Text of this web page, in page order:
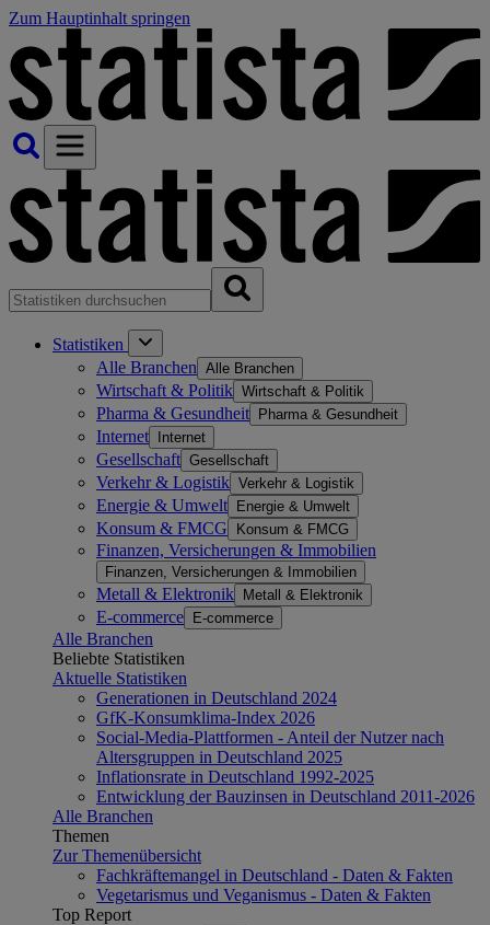
Zum Hauptinhalt springen
Statistiken
Alle Branchen Alle Branchen
Wirtschaft & Politik Wirtschaft & Politik
Pharma & Gesundheit Pharma & Gesundheit
Internet Internet
Gesellschaft Gesellschaft
Verkehr & Logistik Verkehr & Logistik
Energie & Umwelt Energie & Umwelt
Konsum & FMCG Konsum & FMCG
Finanzen, Versicherungen & Immobilien
Finanzen, Versicherungen & Immobilien
Metall & Elektronik Metall & Elektronik
E-commerce E-commerce
Alle Branchen
Beliebte Statistiken
Aktuelle Statistiken
Generationen in Deutschland 2024
GfK-Konsumklima-Index 2026
Social-Media-Plattformen - Anteil der Nutzer nach
Altersgruppen in Deutschland 2025
Inflationsrate in Deutschland 1992-2025
Entwicklung der Bauzinsen in Deutschland 2011-2026
Alle Branchen
Themen
Zur Themenübersicht
Fachkräftemangel in Deutschland - Daten & Fakten
Vegetarismus und Veganismus - Daten & Fakten
Top Report